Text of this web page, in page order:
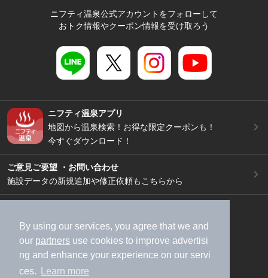
By using our services, you agree that we and
our partners use cookies to improve advertisi
ng and enhance your experience on our servi
ces.
Learn more
ニフティ温泉公式アカウントをフォローして
おトク情報やクーポン情報を受け取ろう
ニフティ温泉アプリ
地図から温泉検索！お得な限定クーポンも！
今すぐダウンロード！
ご意見ご要望 ・お問い合わせ
施設データの新規追加や修正依頼もこちらから
加盟店募集（資料請求）
広告出稿のご案内
利用規約
ライフスタイルMEMBERS+規約
特定商取引法に基づく表記
ヘルプ
採用情報
運営会社